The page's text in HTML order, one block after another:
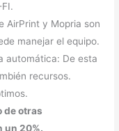
AirPrint y Mopria son
manejar el equipo.
automática: De esta
recursos.
de otras
un 20%.